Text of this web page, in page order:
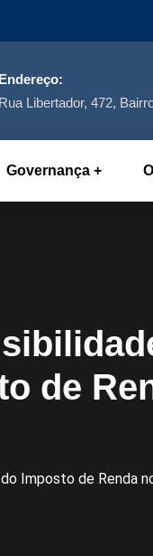
Endereço:
Rua Libertador, 472,
Governança
de
Imposto de Renda